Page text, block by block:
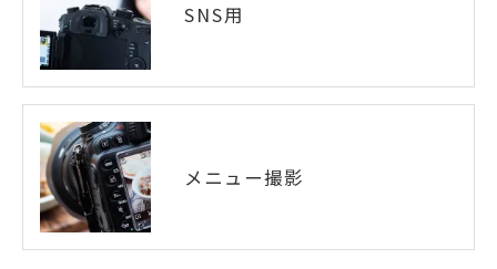
SNS用
メニュー撮影